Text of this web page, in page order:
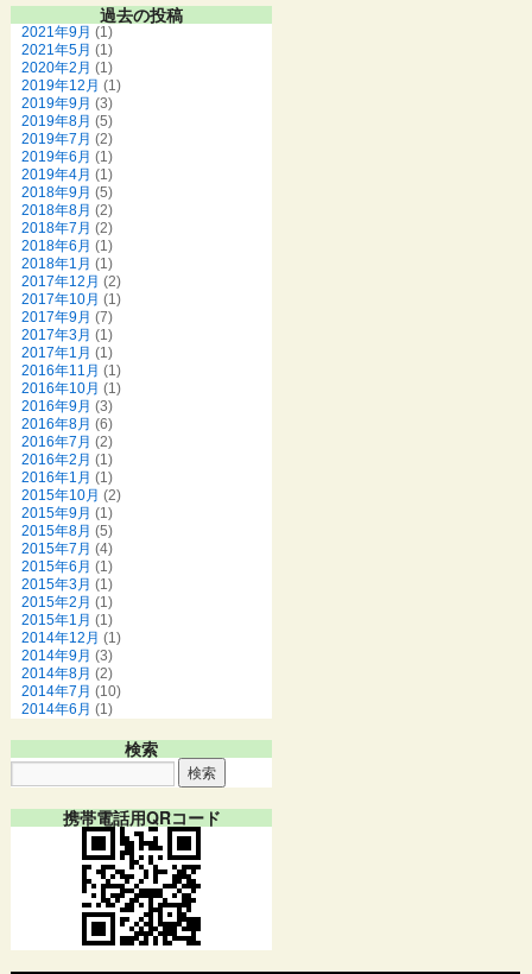
過去の投稿
2021年9月 (1)
2021年5月 (1)
2020年2月 (1)
2019年12月 (1)
2019年9月 (3)
2019年8月 (5)
2019年7月 (2)
2019年6月 (1)
2019年4月 (1)
2018年9月 (5)
2018年8月 (2)
2018年7月 (2)
2018年6月 (1)
2018年1月 (1)
2017年12月 (2)
2017年10月 (1)
2017年9月 (7)
2017年3月 (1)
2017年1月 (1)
2016年11月 (1)
2016年10月 (1)
2016年9月 (3)
2016年8月 (6)
2016年7月 (2)
2016年2月 (1)
2016年1月 (1)
2015年10月 (2)
2015年9月 (1)
2015年8月 (5)
2015年7月 (4)
2015年6月 (1)
2015年3月 (1)
2015年2月 (1)
2015年1月 (1)
2014年12月 (1)
2014年9月 (3)
2014年8月 (2)
2014年7月 (10)
2014年6月 (1)
検索
携帯電話用QRコード